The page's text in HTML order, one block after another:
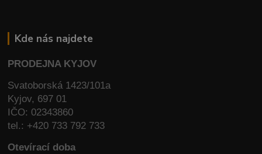
Kde nás najdete
PRODEJNA KYJOV
Svatoborská 1423/101a
Kyjov, 697 01
IČO: 02343860
tel.: +420 733 792 733
Otevírací doba